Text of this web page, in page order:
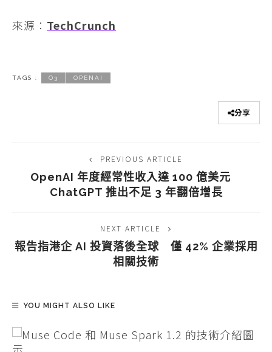
來源： TechCrunch
TAGS : O3 OPENAI
分享
PREVIOUS ARTICLE
OpenAI 年度經常性收入達 100 億美元
ChatGPT 推出不足 3 年翻倍增長
NEXT ARTICLE
報告指港企 AI 投資落後全球 僅 42% 企業採用
相關技術
YOU MIGHT ALSO LIKE